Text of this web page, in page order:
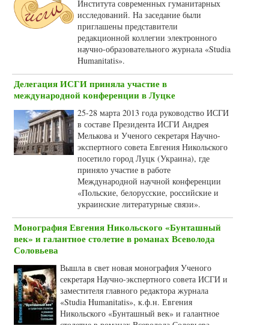
Института современных гуманитарных
исследований. На заседание были
приглашены представители
редакционной коллегии электронного
научно-образовательного журнала «Studia
Humanitatis».
Делегация ИСГИ приняла участие в
международной конференции в Луцке
25-28 марта 2013 года руководство ИСГИ
в составе Президента ИСГИ Андрея
Мелькова и Ученого секретаря Научно-
экспертного совета Евгения Никольского
посетило город Луцк (Украина), где
приняло участие в работе
Международной научной конференции
«Польские, белорусские, российские и
украинские литературные связи».
Монография Евгения Никольского «Бунташный
век» и галантное столетие в романах Всеволода
Соловьева
Вышла в свет новая монография Ученого
секретаря Научно-экспертного совета ИСГИ и
заместителя главного редактора журнала
«Studia Humanitatis», к.ф.н. Евгения
Никольского «Бунташный век» и галантное